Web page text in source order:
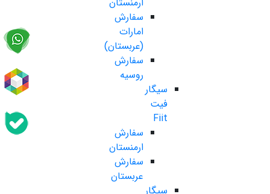
سفارش
امارات
(عربستان)
سفارش
روسیه
سیگار
فیت
Fiit
سفارش
ارمنستان
سفارش
عربستان
سیگار